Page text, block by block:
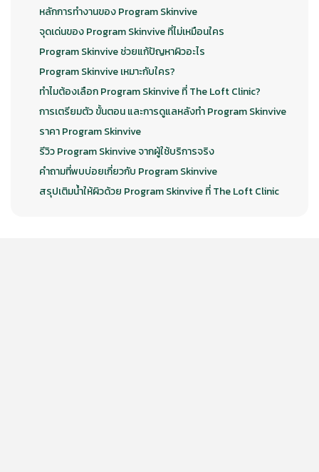
หลักการทำงานของ Program Skinvive
จุดเด่นของ Program Skinvive ที่ไม่เหมือนใคร
Program Skinvive ช่วยแก้ปัญหาผิวอะไร
Program Skinvive เหมาะกับใคร?
ทำไมต้องเลือก Program Skinvive ที่ The Loft Clinic?
การเตรียมตัว ขั้นตอน และการดูแลหลังทำ Program Skinvive
ราคา Program Skinvive
รีวิว Program Skinvive จากผู้ใช้บริการจริง
คำถามที่พบบ่อยเกี่ยวกับ Program Skinvive
สรุปเติมน้ำให้ผิวด้วย Program Skinvive ที่ The Loft Clinic